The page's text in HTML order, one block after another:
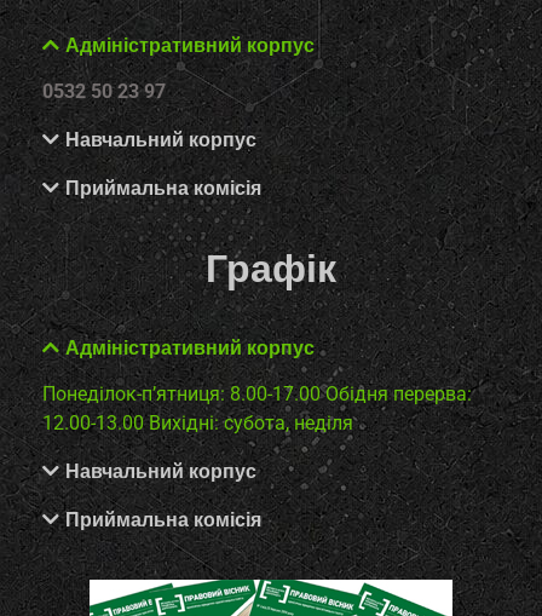
Адміністративний корпус
0532 50 23 97
Навчальний корпус
Приймальна комісія
Графік
Адміністративний корпус
Понеділок-п’ятниця: 8.00-17.00 Обідня перерва:
12.00-13.00 Вихідні: субота, неділя
Навчальний корпус
Приймальна комісія